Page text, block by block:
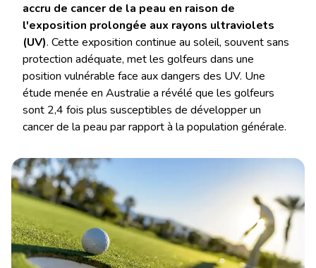
accru de cancer de la peau en raison de
l'exposition prolongée aux rayons ultraviolets
(UV). Cette exposition continue au soleil, souvent sans
protection adéquate, met les golfeurs dans une
position vulnérable face aux dangers des UV. Une
étude menée en Australie a révélé que les golfeurs
sont 2,4 fois plus susceptibles de développer un
cancer de la peau par rapport à la population générale.